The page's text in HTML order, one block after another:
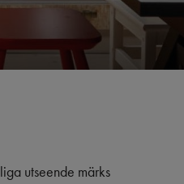
utseende märks